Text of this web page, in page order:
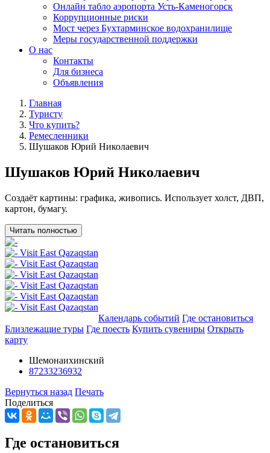
Онлайн табло аэропорта Усть-Каменогорск
Коррупционные риски
Мост через Бухтарминское водохранилище
Меры государственной поддержки
О нас
Контакты
Для бизнеса
Объявления
Главная
Туристу
Что купить?
Ремесленники
Шушаков Юрий Николаевич
Шушаков Юрий Николаевич
Создаёт картины: графика, живопись. Использует холст, ДВП,
картон, бумагу.
Читать полностью
Календарь событий Где остановиться
Близлежащие туры Где поесть Купить сувениры Открыть
карту
Шемонаихинский
87233236932
Вернуться назад Печать
Поделиться
Где остановиться